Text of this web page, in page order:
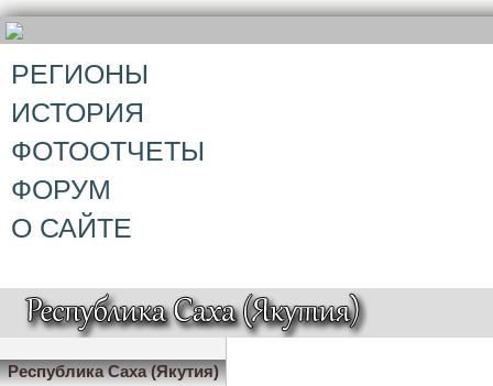
РЕГИОНЫ
ИСТОРИЯ
ФОТООТЧЕТЫ
ФОРУМ
О САЙТЕ
Республика Саха (Якутия)